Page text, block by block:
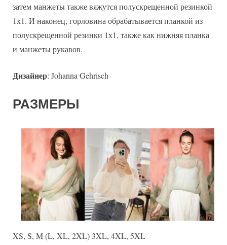
затем манжеты также вяжутся полускрещенной резинкой
1х1. И наконец, горловина обрабатывается планкой из
полускрещенной резинки 1х1, также как нижняя планка
и манжеты рукавов.
Дизайнер: Johanna Gehrisch
РАЗМЕРЫ
XS, S, M (L, XL, 2XL) 3XL, 4XL, 5XL